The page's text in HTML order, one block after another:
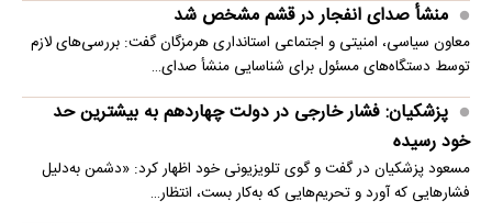
منشأ صدای انفجار در قشم مشخص شد
معاون سیاسی، امنیتی و اجتماعی استانداری هرمزگان گفت: بررسی‌های لازم
توسط دستگاه‌های مسئول برای شناسایی منشأ صدای…
پزشکیان: فشار خارجی در دولت چهاردهم به بیشترین حد
خود رسیده
مسعود پزشکیان در گفت و گوی تلویزیونی خود اظهار کرد: «دشمن به‌دلیل
فشارهایی که آورد و تحریم‌هایی که به‌کار بست، انتظار…